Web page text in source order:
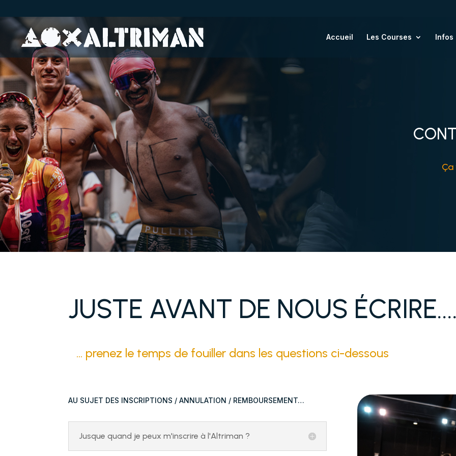
Accueil Les Courses Infos
Ça
JUSTE AVANT DE NOUS
... prenez le temps de fouiller dans les questions ci-dessous
AU SUJET DES INSCRIPTIONS / ANNULATION / REMBOURSEMENT…
Jusque quand je peux m'inscrire à l'Altriman ?